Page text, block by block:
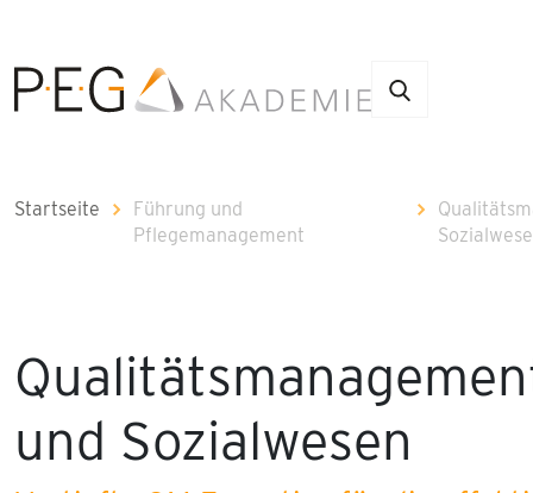
Startseite
Führung und
Pflegemanagement
und Sozialwesen